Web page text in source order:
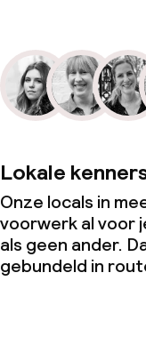
Lokale
Onze locals in
voorwerk al voor
als geen ander.
gebundeld in